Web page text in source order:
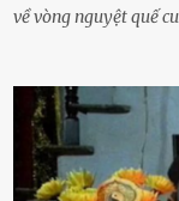
về vòng nguyệt quế
chưa phù hợp, gây
Trường THPT
khoản Chu Vinh là
của nhà trường.